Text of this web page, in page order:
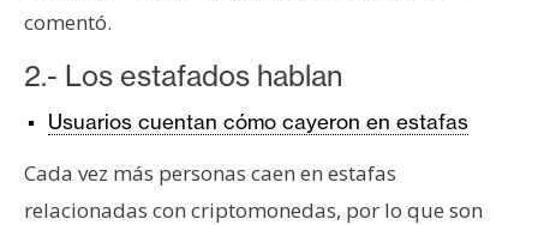
e
m
s
comentó.
2.- Los estafados hablan
Usuarios cuentan cómo cayeron en estafas
Cada vez más personas caen en estafas
relacionadas con criptomonedas, por lo que son